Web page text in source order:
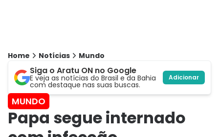
Home Notícias Mundo
Siga o Aratu ON no Google
E veja as notícias do Brasil e da Bahia
com destaque nas suas buscas.
Adicionar
MUNDO
Papa segue internado